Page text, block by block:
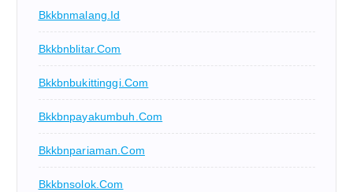
Bkkbnmalang.id
Bkkbnblitar.com
Bkkbnbukittinggi.com
Bkkbnpayakumbuh.com
Bkkbnpariaman.com
Bkkbnsolok.com